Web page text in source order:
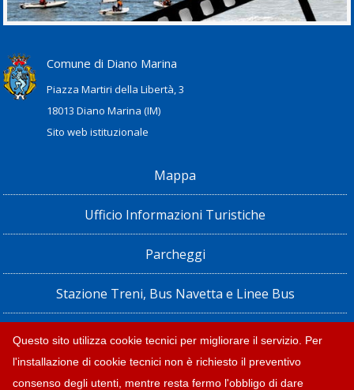
Comune di Diano Marina
Piazza Martiri della Libertà, 3
18013 Diano Marina (IM)
Sito web istituzionale
Mappa
Ufficio Informazioni Turistiche
Parcheggi
Stazione Treni, Bus Navetta e Linee Bus
Privacy policy e note legali
Dichiarazione di accessibilità
Questo sito utilizza cookie tecnici per migliorare il servizio. Per
l'installazione di cookie tecnici non è richiesto il preventivo
consenso degli utenti, mentre resta fermo l'obbligo di dare